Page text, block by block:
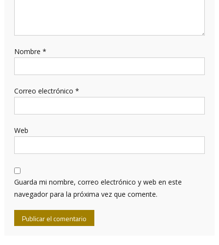
Nombre *
Correo electrónico *
Web
Guarda mi nombre, correo electrónico y web en este
navegador para la próxima vez que comente.